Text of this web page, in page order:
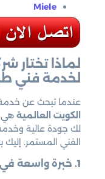
Miele
لماذا تختار
لخدمة فني
عندما تبحث عن خدمة
الكويت العالمية هي
لك جودة عالية
الفني المستمر. إليك
1. خبرة واسعة في صيانة وإصلاح الطباخات